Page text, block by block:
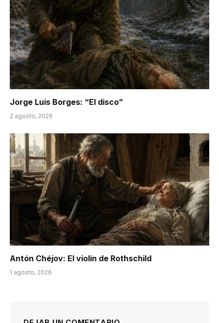
Jorge Luis Borges: “El disco”
2 agosto, 2026
Antón Chéjov: El violín de Rothschild
1 agosto, 2026